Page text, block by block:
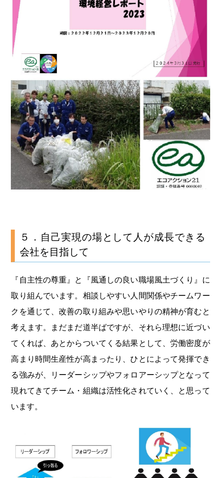
５．自己実現の場として人が成長できる
会社を目指して
『自主性の尊重』と『風通しの良い職場風土づくり』に
取り組んでいます。相談しやすい人間関係やチームワー
クを通じて、改善の取り組みや思いやりの精神が育むと
考えます。まだまだ道半ばですが、それら理想に近づい
てくれば、あとからついてくる結果として、労働密度が
高まり時間生産性が高まったり、ひとによって発揮でき
る強みが、リーダーシップやフォロアーシップとなって
現れてきてチーム・組織は活性化されていく、と思って
います。